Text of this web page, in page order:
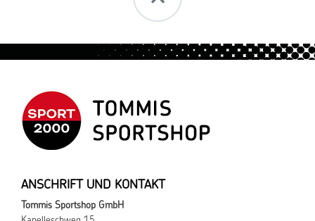
ANSCHRIFT UND KONTAKT
Tommis Sportshop GmbH